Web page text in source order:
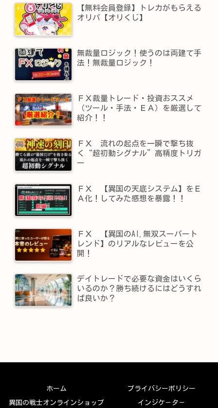
【無料会員登録】トレカがもらえる
オリパ【オリくじ】
無裁量ロジック！使うのは両建て手
法！無裁量ロジック！
ＦＸ裁量トレード・投資おススメ
（ツール・手法・ＥＡ）を厳選して
紹介！！
ＦＸ 流れの起点を一瞬で撃ち抜
く“超初動シグナル”高精度トリガ
ー
ＦＸ 【異国の天底システム】をＥ
Ａ化！してみた感想を暴露！！
ＦＸ 【異国のAI.無双スーパート
レンド】​のリアルなレビューを公
開！
デイトレードで必要な資金はいくら
いるのか？勝ち続けるにはどうすれ
ば良いか？
ホーム プライバシーポリシー
異国の戦士オンラインショップ インジケ－タ－